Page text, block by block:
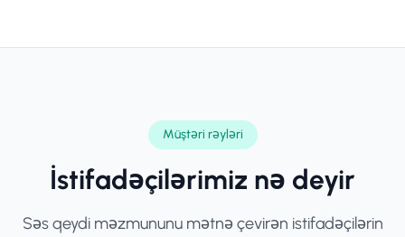
Müştəri rəyləri
İstifadəçilərimiz nə deyir
Səs qeydi məzmununu mətnə çevirən istifadəçilərin